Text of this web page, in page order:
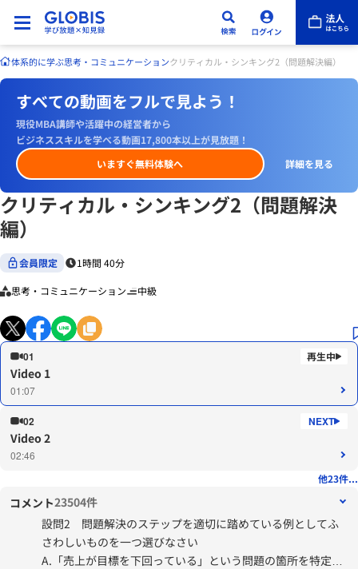
体系的に学ぶ思考・コミュニケーションクリティカル・シンキング2（問題解決編）
すべての動画をフルで見よう！
現役MBA講師や活躍中の経営者から
ビジネススキルを学べる動画17,800本以上が見放題！
いますぐ無料体験へ
詳細を見る
クリティカル・シンキング2（問題解決
編）
会員限定 1時間 40分
思考・コミュニケーション 中級
01
Video 1
01:07
02
Video 2
02:46
他23件...
コメント23504件
設問2 問題解決のステップを適切に踏めている例としてふ
さわしいものを一つ選びなさい
A.「売上が目標を下回っている」という問題の箇所を特定す